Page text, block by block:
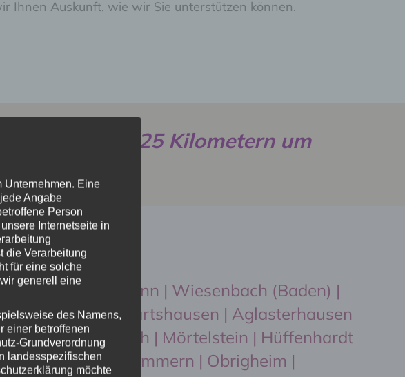
Ihnen Auskunft, wie wir Sie unterstützen können.
von 25 Kilometern um
| Eschelbronn | Wiesenbach (Baden) |
| Reichartshausen | Aglasterhausen
| Binau | Mosbach | Mörtelstein | Hüffenhardt
| Neckarzimmern | Obrigheim |
Unternehmen. Eine
Angabe
Person
Internetseite in
die Verarbeitung
für eine solche
generell eine
des Namens,
einer betroffenen
Grundverordnung
landesspezifischen
möchte